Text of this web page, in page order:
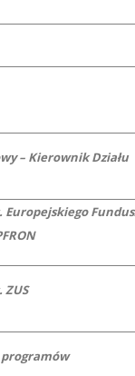
– Kierownik Działu
Europejskiego
ZUS